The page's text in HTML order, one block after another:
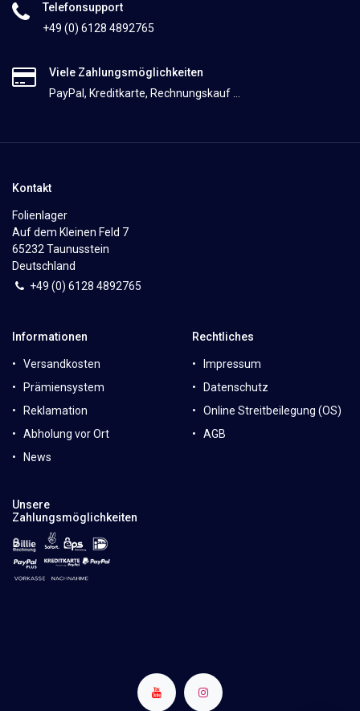
Telefonsupport
+49 (0) 6128 4892765
Viele Zahlungsmöglichkeiten
PayPal, Kreditkarte, Rechnungskauf ...
Kontakt
Folienlager
Auf dem Kleinen Feld 7
65232 Taunusstein
Deutschland
+49 (0) 6128 4892765
Informationen
Versandkosten
Prämiensystem
Reklamation
Abholung vor Ort
News
Rechtliches
Impressum
Datenschutz
Online Streitbeilegung (OS)
AGB
Unsere
Zahlungsmöglichkeiten